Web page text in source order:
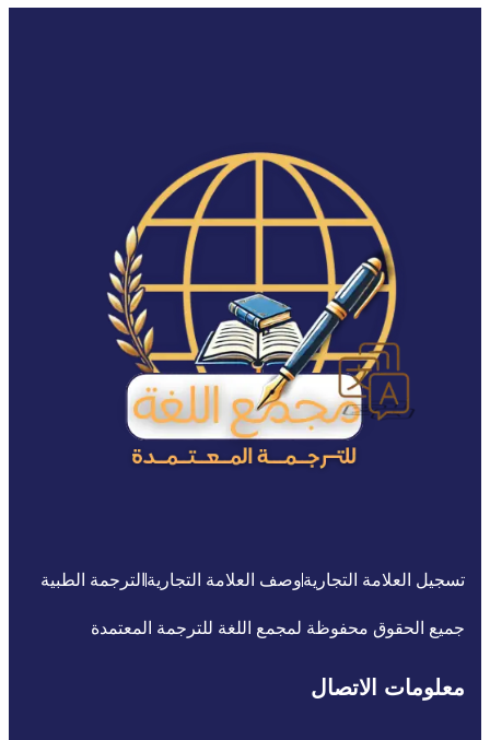
تسجيل العلامة التجاريةوصف العلامة التجارية الترجمة الطبية
جميع الحقوق محفوظة لمجمع اللغة للترجمة المعتمدة
معلومات الاتصال